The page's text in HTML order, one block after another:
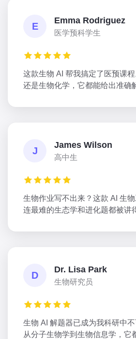
E
Emma Rodriguez
医学预科学生
这款生物 AI 帮我搞定了医预课
还是生物化学，它都能给出准确
J
James Wilson
高中生
生物作业写不出来？这款 AI 生物
连最难的生态学和进化题都被讲
D
Dr. Lisa Park
生物研究员
生物 AI 解题器已成为我科研中不
从分子生物学到生物信息学，它